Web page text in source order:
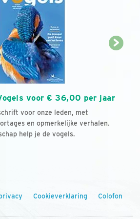
voor € 36,00 per jaar
voor onze leden, met
en opmerkelijke verhalen.
help je de vogels.
Cookieverklaring Colofon